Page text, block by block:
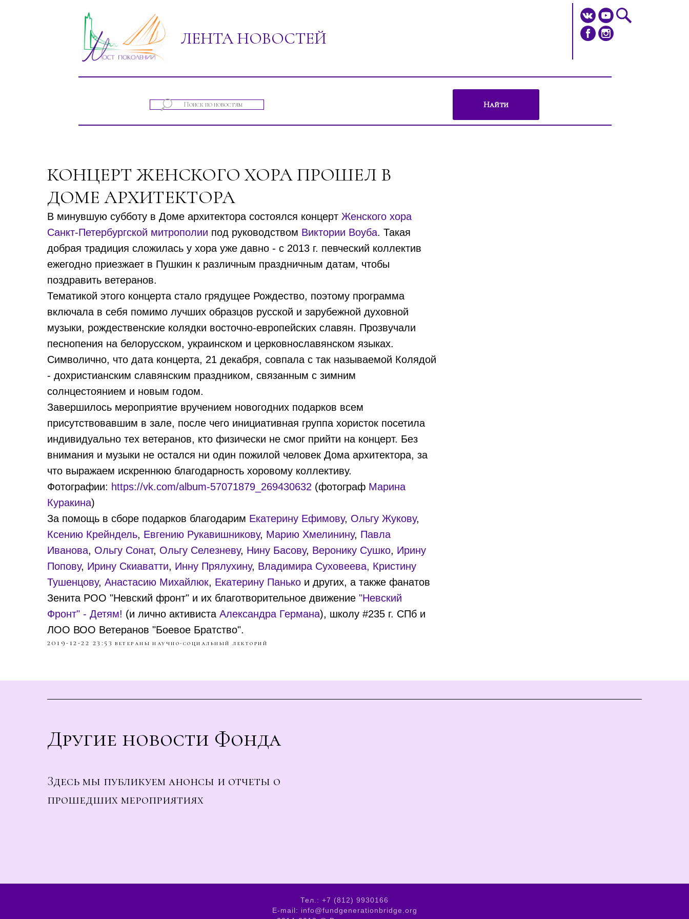
ЛЕНТА НОВОСТЕЙ
Найти
КОНЦЕРТ ЖЕНСКОГО ХОРА ПРОШЕЛ В
ДОМЕ АРХИТЕКТОРА
В минувшую субботу в Доме архитектора состоялся концерт Женского хора
Санкт-Петербургской митрополии под руководством Виктории Воуба. Такая
добрая традиция сложилась у хора уже давно - с 2013 г. певческий коллектив
ежегодно приезжает в Пушкин к различным праздничным датам, чтобы
поздравить ветеранов.
Тематикой этого концерта стало грядущее Рождество, поэтому программа
включала в себя помимо лучших образцов русской и зарубежной духовной
музыки, рождественские колядки восточно-европейских славян. Прозвучали
песнопения на белорусском, украинском и церковнославянском языках.
Символично, что дата концерта, 21 декабря, совпала с так называемой Колядой
- дохристианским славянским праздником, связанным с зимним
солнцестоянием и новым годом.
Завершилось мероприятие вручением новогодних подарков всем
присутствовавшим в зале, после чего инициативная группа хористок посетила
индивидуально тех ветеранов, кто физически не смог прийти на концерт. Без
внимания и музыки не остался ни один пожилой человек Дома архитектора, за
что выражаем искреннюю благодарность хоровому коллективу.
Фотографии: https://vk.com/album-57071879_269430632 (фотограф Марина
Куракина)
За помощь в сборе подарков благодарим Екатерину Ефимову, Ольгу Жукову,
Ксению Крейндель, Евгению Рукавишникову, Марию Хмелинину, Павла
Иванова, Ольгу Сонат, Ольгу Селезневу, Нину Басову, Веронику Сушко, Ирину
Попову, Ирину Скиаватти, Инну Прялухину, Владимира Суховеева, Кристину
Тушенцову, Анастасию Михайлюк, Екатерину Панько и других, а также фанатов
Зенита РОО "Невский фронт" и их благотворительное движение "Невский
Фронт" - Детям! (и лично активиста Александра Германа), школу #235 г. СПб и
ЛОО ВОО Ветеранов "Боевое Братство".
2019-12-22 23:53 ветераны научно-социальный лекторий
Другие новости Фонда
Здесь мы публикуем анонсы и отчеты о
прошедших мероприятиях
Тел.: +7 (812) 9930166
E-mail: info@fundgenerationbridge.org